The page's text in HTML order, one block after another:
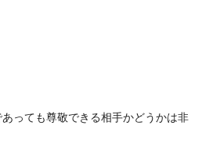
っても尊敬できる相手かどうかは非